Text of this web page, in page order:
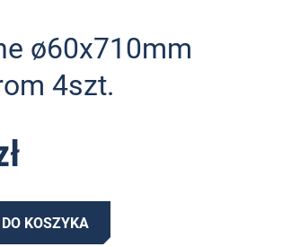
ø60x710mm
4szt.
DO KOSZYKA